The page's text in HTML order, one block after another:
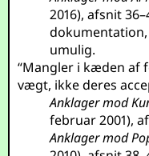
2016), afsnit
umulig.
“Mangler i kæden af
vægt, ikke deres
Anklager mod
februar 2001),
Anklager mod